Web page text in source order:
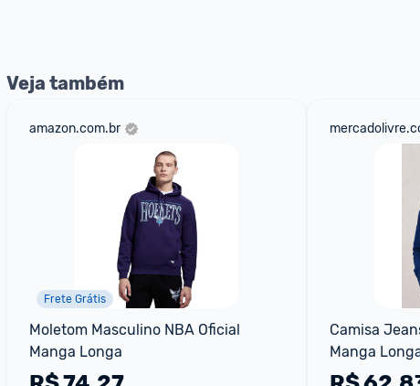
Veja também
amazon.com.br
Frete Grátis
Moletom Masculino NBA Oficial
Manga Longa
Camisa
Manga